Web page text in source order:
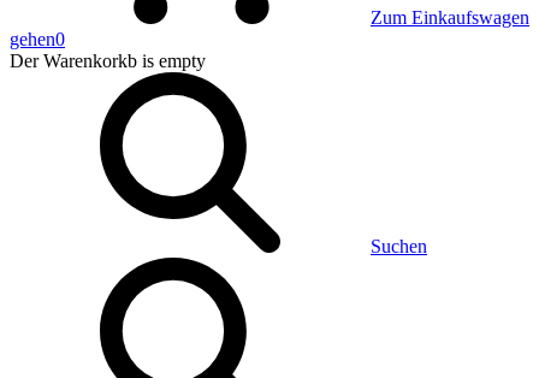
Zum Einkaufswagen
gehen0
Der Warenkorkb is empty
Suchen